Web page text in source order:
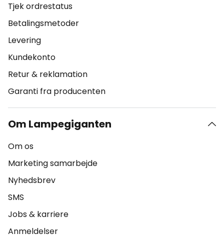
Tjek ordrestatus
Betalingsmetoder
Levering
Kundekonto
Retur & reklamation
Garanti fra producenten
Om Lampegiganten
Om os
Marketing samarbejde
Nyhedsbrev
SMS
Jobs & karriere
Anmeldelser